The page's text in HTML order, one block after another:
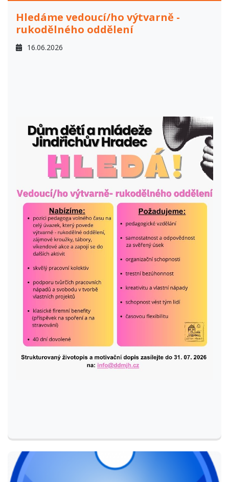
Hledáme vedoucí/ho výtvarně -
rukodělného oddělení
16.06.2026